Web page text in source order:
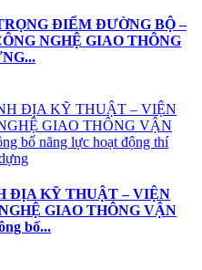
ĐIỂM ĐƯỜNG BỘ –
NGHỆ GIAO THÔNG
ĐỊA KỸ THUẬT – VIỆN
GIAO THÔNG VẬN
bố...